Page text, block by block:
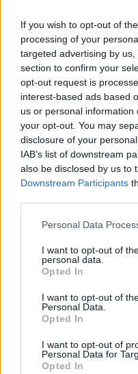
If you wish to opt-out of
processing of your
targeted advertising by
section to confirm your
opt-out request is
interest-based ads based
us or personal
your opt-out. You may
disclosure of your
IAB’s list of downstream
also be disclosed by us to
Downstream Participants
Personal Data
I want to opt-out of
personal data.
Opted In
I want to opt-out of
Personal Data.
Opted In
I want to opt-out of
Personal Data for
Opted In
Άριστη γνώση χρήσης
Επιθυμητή η άριστη
Άριστη γνώση
ηλεκτρονικής
Άριστη γνώση Αγγλικών
Γνώσεις marketing.
εκθεσιακών υπηρεσιών
ΙΚΑΝΟΤΗΤΕΣ ΚΑΙ
Νοοτροπία και
επιδίωξη και
στόχων
Επαγωγική σκέψη και
πόρων
Επικοινωνιακή
διαδικασιών και
Διαχείριση
Ευγένεια, δυναμισμός,
Παροχές